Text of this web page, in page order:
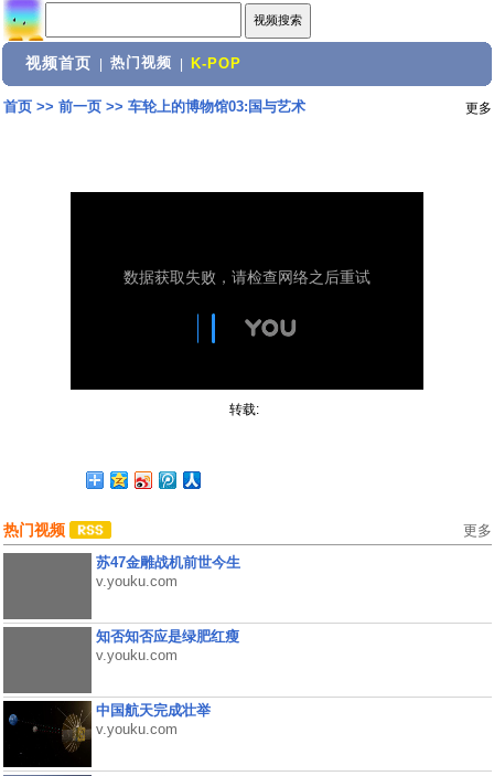
视频首页 热门视频 K-POP
首页>> 前一页>> 车轮上的博物馆03:国与艺术 更多
转载:
热门视频 更多
苏47金雕战机前世今生
v.youku.com
知否知否应是绿肥红瘦
v.youku.com
中国航天完成壮举
v.youku.com